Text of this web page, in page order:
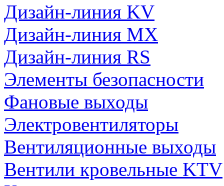
Дизайн-линия KV
Дизайн-линия MX
Дизайн-линия RS
Элементы безопасности
Фановые выходы
Электровентиляторы
Вентиляционные выходы
Вентили кровельные KTV